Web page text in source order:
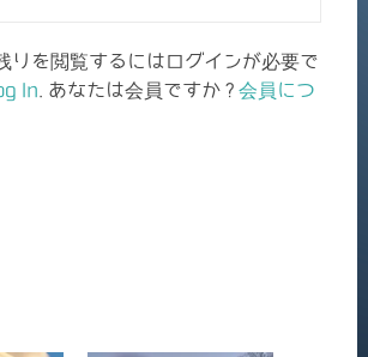
りを閲覧するにはログインが必要で
In . あなたは会員ですか ? 会員につ